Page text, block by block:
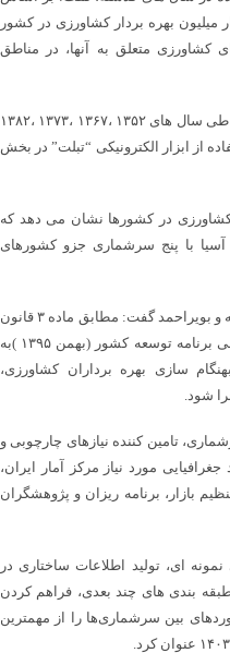
۱۳۹۳، بیش از چهار میلیون بهره بردار کشاورزی در کشور
های کشاورزی متعلق به آنها، در مناطق
وی افزود: تا کنون چهار سرشماری کشاورزی طی سال های ۱۳۵۲ ،۱۳۶۷ ،۱۳۷۳ ،۱۳۸۲
ابزار کاغذی و سال ۱۳۹۳ با استفاده از ابزار الکترونیکی “تبلت” در بخش
در کشورها نشان می دهد که
با پنج سرشماری جزو کشورهای
رئیس سازمان مدیریت و برنامه‌ریزی کهگیلویه و بویراحمد گفت: مطابق ماده ۳ قانون
مرکز آمار ایران و ماده ۱۰ قانون احکام دائمی برنامه توسعه کشور (بهمن ۱۳۹۵ )به
سازی بهره برداران کشاورزی،
تامین کننده نیازهای چارچوبی و
مورد نیاز مرکز آمار ایران،
بازار، برنامه ریزان و پژوهشگران
ای، تولید اطلاعات ساختاری در
بندی های چند بعدی، فراهم کردن
بین سرشماری‌ها را از مهمترین